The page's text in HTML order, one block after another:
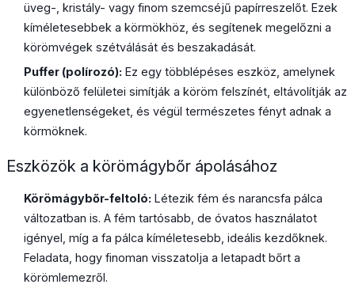
üveg-, kristály- vagy finom szemcséjű papírreszelőt. Ezek
kíméletesebbek a körmökhöz, és segítenek megelőzni a
körömvégek szétválását és beszakadását.
Puffer (polírozó): Ez egy többlépéses eszköz, amelynek
különböző felületei simítják a köröm felszínét, eltávolítják az
egyenetlenségeket, és végül természetes fényt adnak a
körmöknek.
Eszközök a körömágybőr ápolásához
Körömágybőr-feltoló: Létezik fém és narancsfa pálca
változatban is. A fém tartósabb, de óvatos használatot
igényel, míg a fa pálca kíméletesebb, ideális kezdőknek.
Feladata, hogy finoman visszatolja a letapadt bőrt a
körömlemezről.